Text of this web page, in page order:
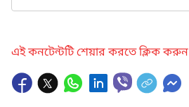
এই কনটেন্টটি শেয়ার করতে ক্লিক করুন